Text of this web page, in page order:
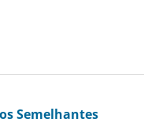
Semelhantes